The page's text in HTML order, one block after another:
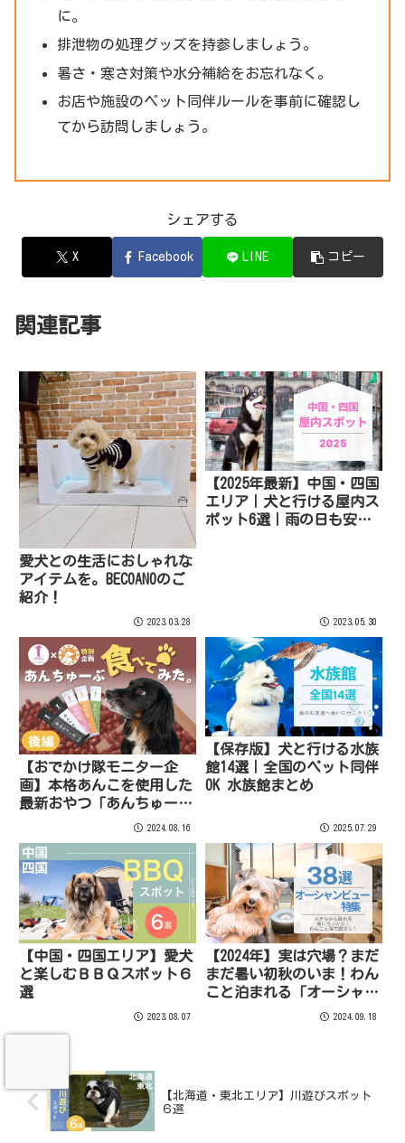
に。
排泄物の処理グッズを持参しましょう。
暑さ・寒さ対策や水分補給をお忘れなく。
お店や施設のペット同伴ルールを事前に確認し
てから訪問しましょう。
シェアする
X Facebook LINE コピー
関連記事
愛犬との生活におしゃれな
アイテムを。BECOANOのご
紹介！
2023.03.28
【2025年最新】中国・四国
エリア｜犬と行ける屋内ス
ポット6選｜雨の日も安
2023.05.30
【おでかけ隊モニター企
画】本格あんこを使用した
最新おやつ「あんちゅー
ぶ」食べてみた！〜後編〜
2024.08.16
【保存版】犬と行ける水族
館14選｜全国のペット同伴
OK 水族館まとめ
2025.07.29
【中国・四国エリア】愛犬
と楽しむＢＢＱスポット６
選
2023.08.07
【2024年】実は穴場？まだ
まだ暑い初秋のいま！わん
こと泊まれる「オーシャン
ビューホテル」特集38選！
2024.09.18
【北海道・東北エリア】川遊びスポット
６選